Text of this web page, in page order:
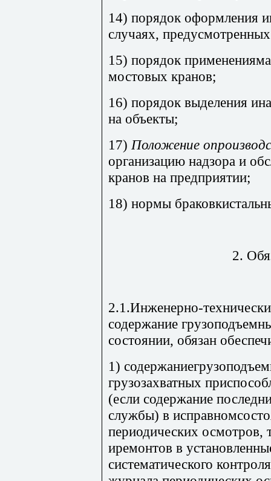
14) порядок оформления
случаях,
15) порядок
мостовых кранов;
16) порядок выделения
на объекты;
17) Положение
организацию надзора и
кранов на предприятии;
18) нормы
2.
2.1.Инженерно-
содержание
состоянии, обязан
1)
грузозахватных
(если содержание
службы) в
периодических осмотров,
иремонтов в
систематического